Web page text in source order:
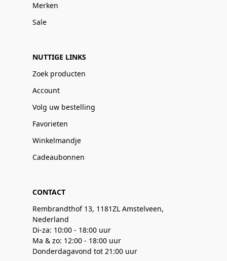
Merken
Sale
NUTTIGE LINKS
Zoek producten
Account
Volg uw bestelling
Favorieten
Winkelmandje
Cadeaubonnen
CONTACT
Rembrandthof 13, 1181ZL Amstelveen,
Nederland
Di-za: 10:00 - 18:00 uur
Ma & zo: 12:00 - 18:00 uur
Donderdagavond tot 21:00 uur